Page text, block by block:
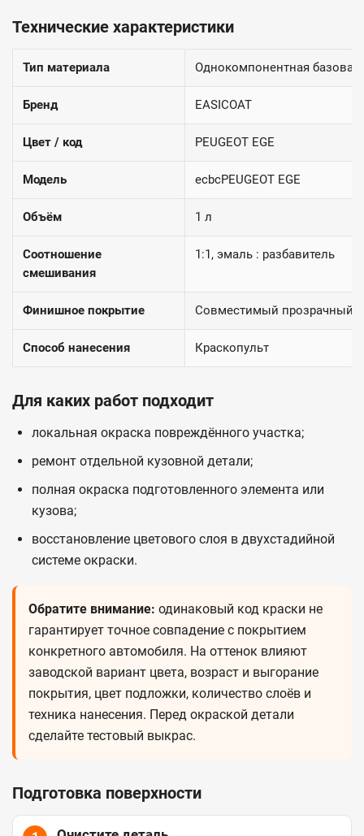
Технические характеристики
Тип материала Однокомпонентная базовая
Бренд EASICOAT
Цвет / код PEUGEOT EGE
Модель ecbcPEUGEOT EGE
Объём 1 л
Соотношение
смешивания
1:1, эмаль : разбавитель
Финишное покрытие Совместимый прозрачный
Способ нанесения Краскопульт
Для каких работ подходит
локальная окраска повреждённого участка;
ремонт отдельной кузовной детали;
полная окраска подготовленного элемента или
кузова;
восстановление цветового слоя в двухстадийной
системе окраски.
Обратите внимание: одинаковый код краски не
гарантирует точное совпадение с покрытием
конкретного автомобиля. На оттенок влияют
заводской вариант цвета, возраст и выгорание
покрытия, цвет подложки, количество слоёв и
техника нанесения. Перед окраской детали
сделайте тестовый выкрас.
Подготовка поверхности